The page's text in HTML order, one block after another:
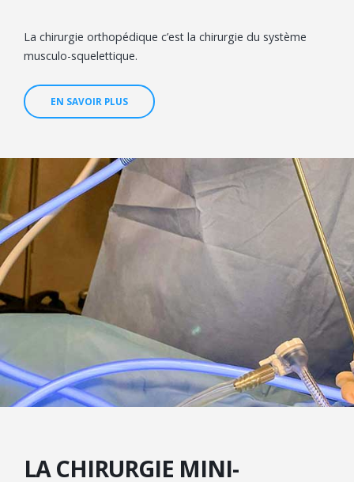
La chirurgie orthopédique c’est la chirurgie du système
musculo-squelettique.
EN SAVOIR PLUS
LA CHIRURGIE MINI-